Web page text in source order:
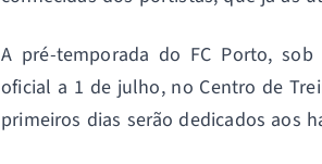
A pré-temporada do FC Porto,
oficial a 1 de julho, no Centro de
primeiros dias serão dedicados aos